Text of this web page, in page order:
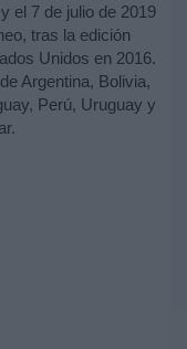
el 7 de julio de 2019
tras la edición
Unidos en 2016.
Argentina, Bolivia,
Perú, Uruguay y